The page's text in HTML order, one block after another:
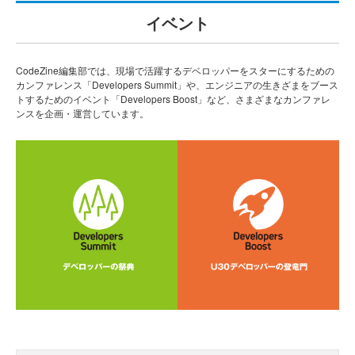
イベント
CodeZine編集部では、現場で活躍するデベロッパーをスターにするための
カンファレンス「Developers Summit」や、エンジニアの生きざまをブース
トするためのイベント「Developers Boost」など、さまざまなカンファレ
ンスを企画・運営しています。